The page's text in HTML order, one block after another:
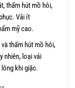
thấm hút mồ hôi,
Vải ít
mỹ cao.
thấm hút mồ hôi,
nhiên, loại vải
khi giặc.